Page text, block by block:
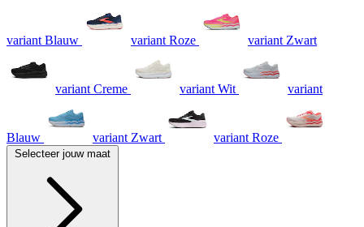
paginalink.
variant Blauw variant Roze variant Zwart
variant Creme variant Wit variant
Blauw variant Zwart variant Roze
Selecteer jouw maat